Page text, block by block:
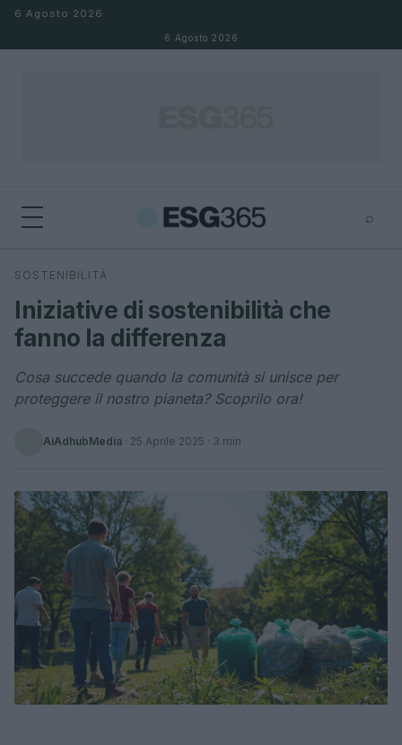
Salta al contenuto
6 Agosto 2026
6 Agosto 2026
⌕
Cerca
SOSTENIBILITÀ
Iniziative di sostenibilità che
fanno la differenza
Cosa succede quando la comunità si unisce per
proteggere il nostro pianeta? Scoprilo ora!
AiAdhubMedia · 25 Aprile 2025 · 3 min